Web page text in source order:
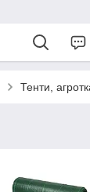
Тенти,